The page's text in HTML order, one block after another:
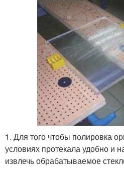
1. Для того чтобы полировка
условиях протекала удобно и
извлечь обрабатываемое